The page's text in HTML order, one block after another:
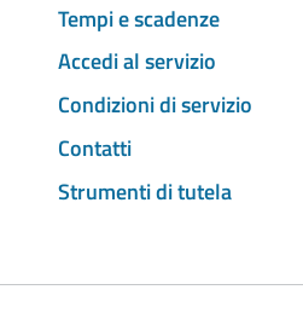
Tempi e scadenze
Accedi al servizio
Condizioni di servizio
Contatti
Strumenti di tutela